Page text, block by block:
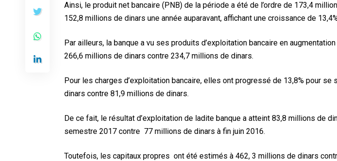
Ainsi, le produit net bancaire (PNB) de la période a été de l’ordre de 173,4
152,8 millions de dinars une année auparavant, affichant une croissance de
Par ailleurs, la banque a vu ses produits d’exploitation bancaire en
266,6 millions de dinars contre 234,7 millions de dinars.
Pour les charges d’exploitation bancaire, elles ont progressé de 13,8% pour se
dinars contre 81,9 millions de dinars.
De ce fait, le résultat d’exploitation de ladite banque a atteint 83,8 millions de
semestre 2017 contre 77 millions de dinars à fin juin 2016.
Toutefois, les capitaux propres ont été estimés à 462, 3 millions de dinars